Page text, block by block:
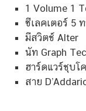
1 Volume 1
ซีเลคเตอร์ 5 ท
มีสวิตช์ Alter
นัท Graph
ฮาร์ดแวร์ชุบโ
สาย